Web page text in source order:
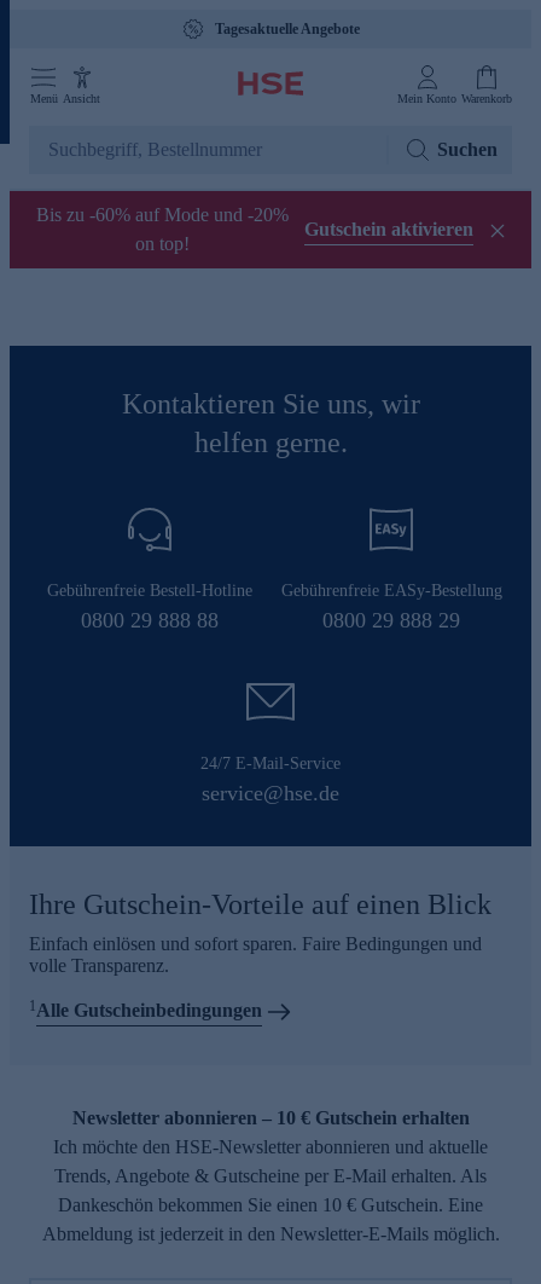
Tagesaktuelle Angebote
Menü Ansicht Mein Konto Warenkorb
Suchen
Bis zu -60% auf Mode und -20%
on top!
Gutschein aktivieren
Kontaktieren Sie uns, wir
helfen gerne.
Gebührenfreie Bestell-Hotline
0800 29 888 88
Gebührenfreie EASy-Bestellung
0800 29 888 29
24/7 E-Mail-Service
service@hse.de
Ihre Gutschein-Vorteile auf einen Blick
Einfach einlösen und sofort sparen. Faire Bedingungen und
volle Transparenz.
1Alle Gutscheinbedingungen
Newsletter abonnieren – 10 € Gutschein erhalten
Ich möchte den HSE-Newsletter abonnieren und aktuelle
Trends, Angebote & Gutscheine per E-Mail erhalten. Als
Dankeschön bekommen Sie einen 10 € Gutschein. Eine
Abmeldung ist jederzeit in den Newsletter-E-Mails möglich.